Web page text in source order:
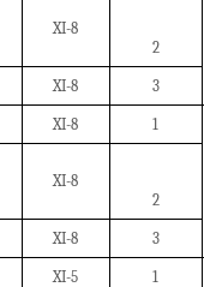
XI-8
2
XI-8 3
XI-8 1
XI-8
2
XI-8 3
XI-5 1